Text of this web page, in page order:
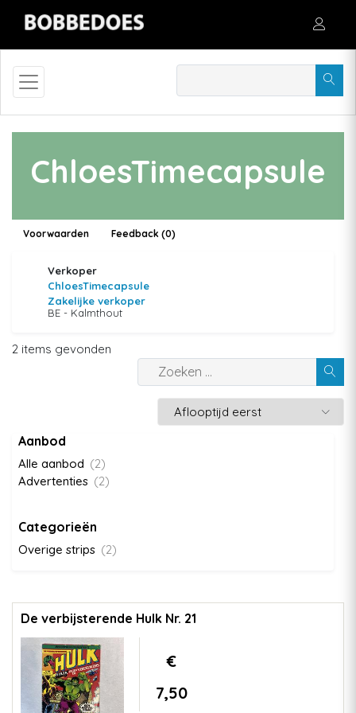
ChloesTimecapsule
Voorwaarden Feedback (0)
Verkoper
ChloesTimecapsule
Zakelijke verkoper
BE - Kalmthout
2 items gevonden
Aanbod
Alle aanbod (2)
Advertenties (2)
Categorieën
Overige strips (2)
De verbijsterende Hulk Nr. 21
€
7,50